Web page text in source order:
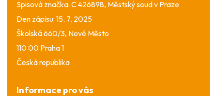
Spisová značka: C 426898, Městský soud v Praze
Den zápisu: 15. 7. 2025
Školská 660/3, Nové Město
110 00 Praha 1
Česká republika
Informace pro vás